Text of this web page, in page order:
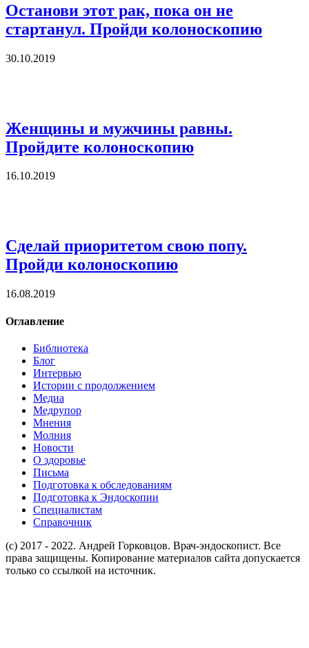
Останови этот рак, пока он не
стартанул. Пройди колоноскопию
30.10.2019
Женщины и мужчины равны.
Пройдите колоноскопию
16.10.2019
Сделай приоритетом свою попу.
Пройди колоноскопию
16.08.2019
Оглавление
Библиотека
Блог
Интервью
Истории с продолжением
Медиа
Медрупор
Мнения
Молния
Новости
О здоровье
Письма
Подготовка к обследованиям
Подготовка к Эндоскопии
Специалистам
Справочник
(c) 2017 - 2022. Андрей Горковцов. Врач-эндоскопист. Все
права защищены. Копирование материалов сайта допускается
только со ссылкой на источник.